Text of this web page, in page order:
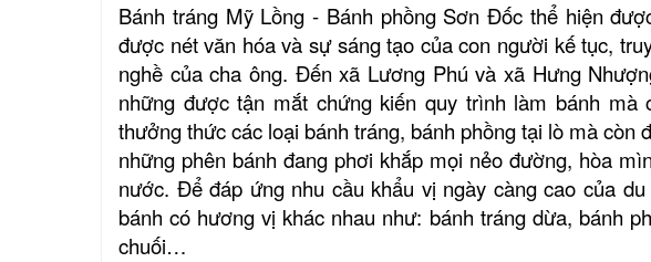
Bánh tráng Mỹ Lồng - Bánh phồng Sơn Đốc thể hiện
được nét văn hóa và sự sáng tạo của con người kế tục,
nghề của cha ông. Đến xã Lương Phú và xã Hưng
những được tận mắt chứng kiến quy trình làm bánh
thưởng thức các loại bánh tráng, bánh phồng tại lò mà
những phên bánh đang phơi khắp mọi nẻo đường, hòa
nước. Để đáp ứng nhu cầu khẩu vị ngày càng cao của
bánh có hương vị khác nhau như: bánh tráng dừa, bánh
chuối…